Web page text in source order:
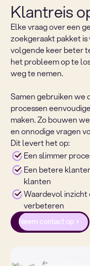
Klantreis
Elke vraag over een
zoekgeraakt pakket is
volgende keer beter
het probleem op te
weg te nemen.
Samen gebruiken we
processen
maken. Zo bouwen
en onnodige vragen
Dit levert het op:
Een slimmer
Een betere
klanten
Waardevol inzicht
verbeteren
Neem contact op